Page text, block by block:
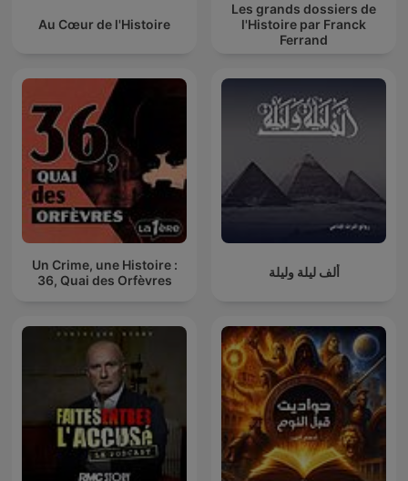
Les grands dossiers de
l'Histoire par Franck
Ferrand
Au Cœur de l'Histoire
ألف ليلة وليلة
Un Crime, une Histoire :
36, Quai des Orfèvres